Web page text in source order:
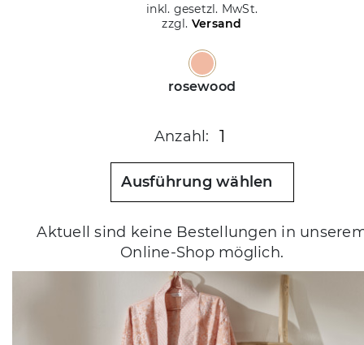
inkl. gesetzl. MwSt.
zzgl. Versand
rosewood
Anzahl: 1
Ausführung wählen
Aktuell sind keine Bestellungen in
Online-Shop möglich.